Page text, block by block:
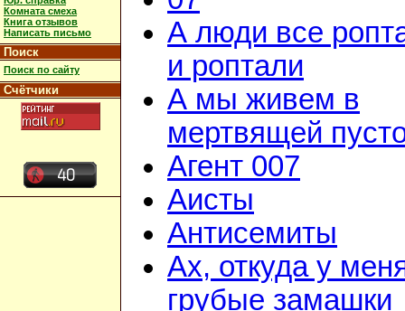
Комната смеха
Книга отзывов
Написать письмо
Поиск
Поиск по сайту
Счётчики
А люди все
и роптали
А мы живем в
мертвящей
Агент 007
Аисты
Антисемиты
Ах, откуда у
грубые замашки